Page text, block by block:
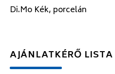
Di.Mo Kék, porcelán
AJÁNLATKÉRŐ LISTA